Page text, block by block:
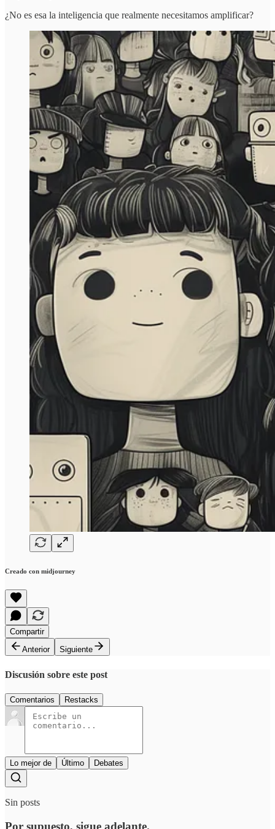
¿No es esa la inteligencia que realmente necesitamos amplificar?
Creado con midjourney
Compartir
Anterior
Siguiente
Discusión sobre este post
Comentarios Restacks
Lo mejor de Último Debates
Sin posts
Por supuesto, sigue adelante.